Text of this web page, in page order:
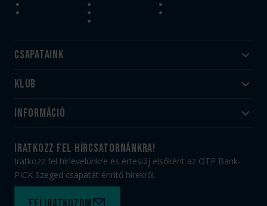
Csapataink
Felnőtt
Utánpótlás
Klub
#HandballFamily
Munkatársaink
PICK Aréna
Sajtóakkreditáció
Információ
Jegy- és bérletvásárlás
Webshop
Adatvédelem
iratkozz fel hírcsatornánkra!
Iratkozz fel hírlevelünkre és értesülj elsőként az OTP Bank-
PICK Szeged csapatát érintő hírekről.